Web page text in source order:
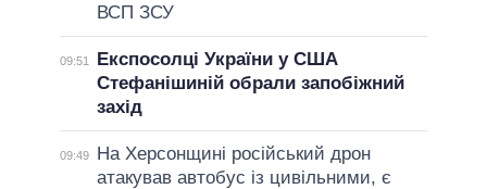
ВСП ЗСУ
09:51
Експосолці України у США
Стефанішиній обрали запобіжний
захід
09:49
На Херсонщині російський дрон
атакував автобус із цивільними, є